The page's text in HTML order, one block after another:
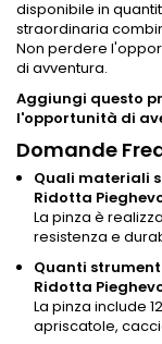
disponibile in
straordinaria
Non perdere
di avventura.
Aggiungi questo
l'opportunità di
Domande
Quali materiali
Ridotta
La pinza è
resistenza e
Quanti
Ridotta
La pinza include
apriscatole,